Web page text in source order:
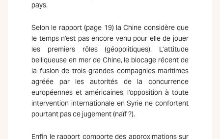
pays.
Selon le rapport (page 19) la Chine considère que
le temps n’est pas encore venu pour elle de jouer
les premiers rôles (géopolitiques). L’attitude
belliqueuse en mer de Chine, le blocage récent de
la fusion de trois grandes compagnies maritimes
agréée par les autorités de la concurrence
européennes et américaines, l’opposition à toute
intervention internationale en Syrie ne confortent
pourtant pas ce jugement (naïf ?).
Enfin le rapport comporte des approximations sur